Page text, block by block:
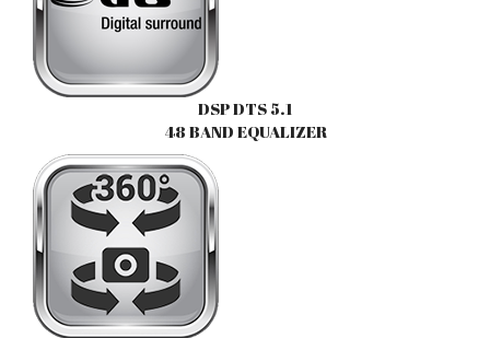
DSP DTS 5.1
48 BAND EQUALIZER